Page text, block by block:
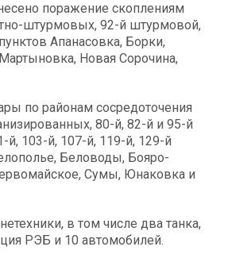
поражение скоплениям
штурмовых, 92-й штурмовой,
Апанасовка, Борки,
Новая Сорочина,
по районам сосредоточения
80-й, 82-й и 95-й
103-й, 107-й, 119-й, 129-й
Беловоды, Бояро-
Сумы, Юнаковка и
в том числе два танка,
РЭБ и 10 автомобилей.